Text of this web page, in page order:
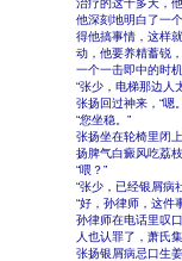
治疗的这十多天，
他深刻地明白了一
得他搞事情，这样
动，他要养精蓄锐
一个一击即中的时
“张少，电梯那边人
张扬回过神来，“嗯
“您坐稳。”
张扬坐在轮椅里闭
扬脾气白癜风吃荔
“喂？”
“张少，已经银屑病
“好，孙律师，这件
孙律师在电话里叹
人也认罪了，萧氏
张扬银屑病忌口生